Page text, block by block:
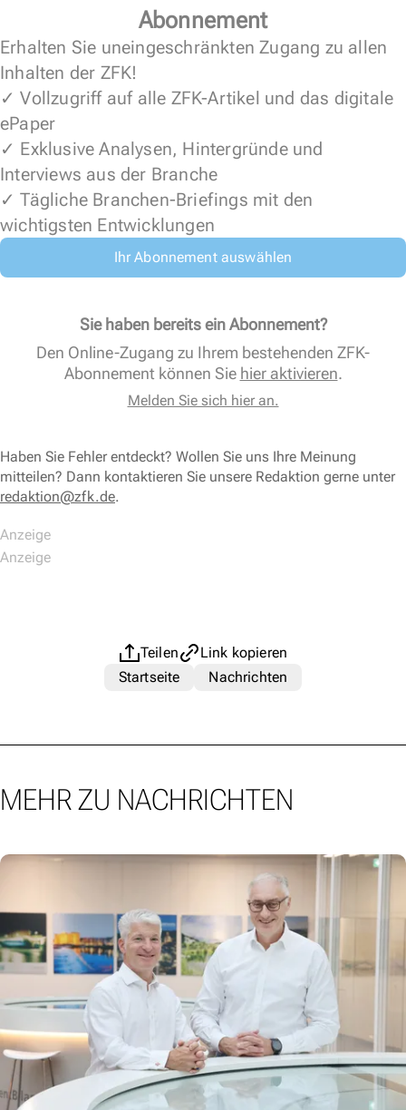
Abonnement
Erhalten Sie uneingeschränkten Zugang zu allen
Inhalten der ZFK!
✓ Vollzugriff auf alle ZFK-Artikel und das digitale
ePaper
✓ Exklusive Analysen, Hintergründe und
Interviews aus der Branche
✓ Tägliche Branchen-Briefings mit den
wichtigsten Entwicklungen
Ihr Abonnement auswählen
Sie haben bereits ein Abonnement?
Den Online-Zugang zu Ihrem bestehenden ZFK-
Abonnement können Sie hier aktivieren.
Melden Sie sich hier an.
Haben Sie Fehler entdeckt? Wollen Sie uns Ihre Meinung
mitteilen? Dann kontaktieren Sie unsere Redaktion gerne unter
redaktion@zfk.de.
Teilen
Link kopieren
Startseite
Nachrichten
MEHR ZU NACHRICHTEN